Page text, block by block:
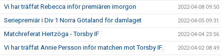
Vi har träffat Rebecca inför premiären imorgon 2022-04-08 09:50
Seriepremiär i Div 1 Norra Götaland för damlaget 2022-04-05 09:31
Matchreferat Hertzöga - Torsby IF 2022-04-04 23:56
Vi har träffat Annie Persson inför matchen mot Torsby IF. 2022-04-02 08:49